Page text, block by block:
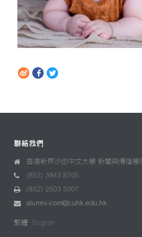
聯絡我們
香港新界沙田中文大學 新聞與傳播
(852) 3943 8705
(852) 2603 5007
alumni-com@cuhk.edu.hk
繁體 English